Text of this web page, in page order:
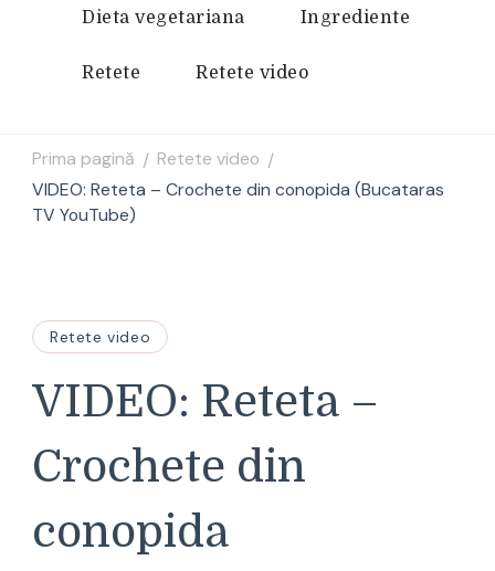
Dieta vegetariana Ingrediente
Retete Retete video
Prima pagină / Retete video /
VIDEO: Reteta – Crochete din conopida (Bucataras
TV YouTube)
Retete video
VIDEO: Reteta –
Crochete din
conopida